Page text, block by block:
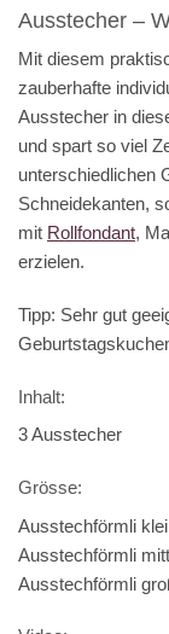
Ausstecher –
Mit diesem
zauberhafte
Ausstecher in
und spart so viel
unterschiedlichen
Schneidekanten,
mit Rollfondant,
erzielen.
Tipp: Sehr gut
Inhalt:
3 Ausstecher
Grösse:
Ausstechförmli
Ausstechförmli
Ausstechförmli